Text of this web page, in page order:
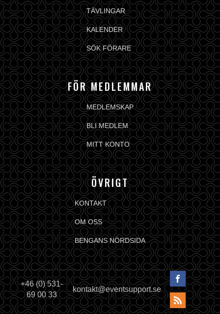
TÄVLINGAR
KALENDER
SÖK FÖRARE
FÖR MEDLEMMAR
MEDLEMSKAP
BLI MEDLEM
MITT KONTO
ÖVRIGT
KONTAKT
OM OSS
BENGANS NÖRDSIDA
+46 (0) 531-
69 00 33
kontakt@eventsupport.se